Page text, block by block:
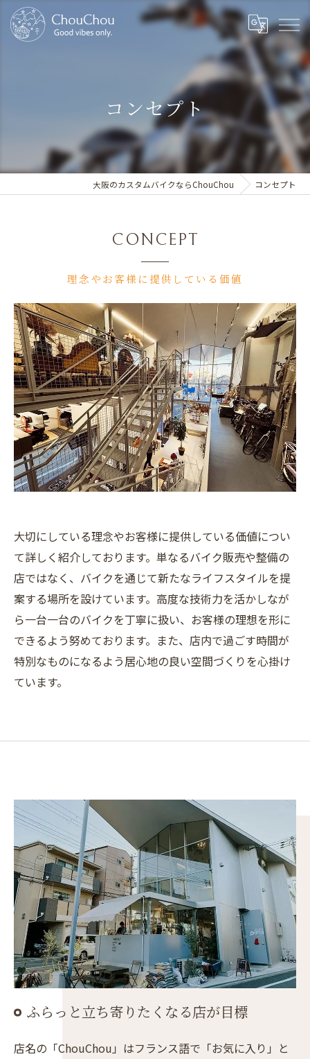
コンセプト
大阪のカスタムバイクならChouChou コンセプト
理念やお客様に提供している価値
CONCEPT
大切にしている理念やお客様に提供している価値につい
て詳しく紹介しております。単なるバイク販売や整備の
店ではなく、バイクを通じて新たなライフスタイルを提
案する場所を設けています。高度な技術力を活かしなが
ら一台一台のバイクを丁寧に扱い、お客様の理想を形に
できるよう努めております。また、店内で過ごす時間が
特別なものになるよう居心地の良い空間づくりを心掛け
ています。
ふらっと立ち寄りたくなる店が目標
店名の「ChouChou」はフランス語で「お気に入り」と